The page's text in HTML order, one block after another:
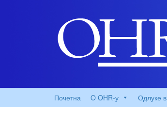
Почетна O OHR-у Одлуке